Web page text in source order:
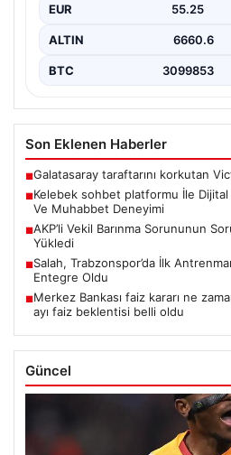
Halen pek…
EUR 55.25
ALTIN 6660.6
BTC 3099853
Son Eklenen Haberler
■Galatasaray taraftarını korkutan
■Kelebek sohbet platformu İle
Ve Muhabbet Deneyimi
■AKP’li Vekil Barınma Sorununun
Yükledi
■Salah, Trabzonspor’da İlk
Entegre Oldu
■Merkez Bankası faiz kararı ne
ayı faiz beklentisi belli oldu
Güncel